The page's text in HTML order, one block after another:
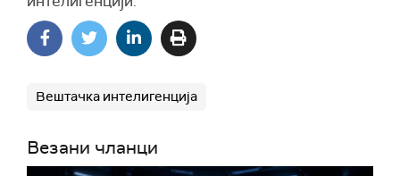
Вештачка интелигенција
Везани чланци